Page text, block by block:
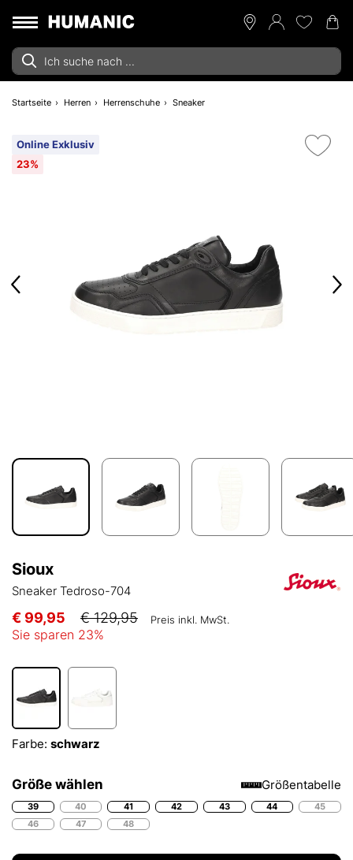
Startseite Herren Herrenschuhe Sneaker
Online Exklusiv
23%
Sioux
Sneaker Tedroso-704
€ 99,95 € 129,95 Preis inkl. MwSt.
Sie sparen 23%
Farbe: schwarz
Größe wählen Größentabelle
39 40 41 42 43 44
45
46
47 48